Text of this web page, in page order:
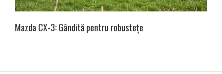
Mazda CX-3: Gândită pentru robustețe